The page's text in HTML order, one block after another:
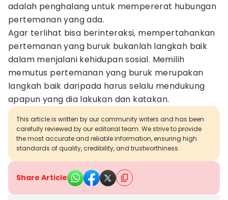
adalah penghalang untuk mempererat hubungan
pertemanan yang ada.
Agar terlihat bisa berinteraksi, mempertahankan
pertemanan yang buruk bukanlah langkah baik
dalam menjalani kehidupan sosial. Memilih
memutus pertemanan yang buruk merupakan
langkah baik daripada harus selalu mendukung
apapun yang dia lakukan dan katakan.
This article is written by our community writers and has been
carefully reviewed by our editorial team. We strive to provide
the most accurate and reliable information, ensuring high
standards of quality, credibility, and trustworthiness.
Share Article